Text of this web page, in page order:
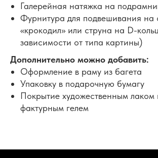
Галерейная натяжка на
Фурнитура для подвешивания на
«крокодил» или струна на D-
зависимости от типа картины)
Дополнительно можно добавить:
Оформление в раму из багета
Упаковку в подарочную бумагу
Покрытие художественным лаком
фактурным гелем